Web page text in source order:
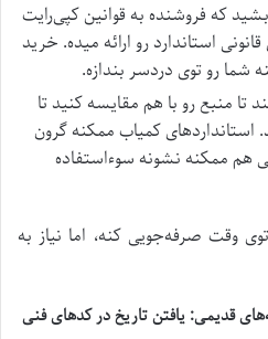
که فروشنده به قوانین کپی‌رایت
استاندارد رو ارائه میده. خرید
شما رو توی دردسر بندازه.
تا منبع رو با هم مقایسه کنید تا
استانداردهای کمیاب ممکنه گرون
هم ممکنه نشونه سوءاستفاده
توی وقت صرفه‌جویی کنه، اما نیاز به
قدیمی: یافتن تاریخ در کدهای فنی